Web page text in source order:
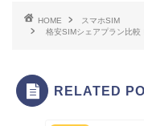
HOME
スマホSIM
格安SIMシェアプラン比較
RELATED